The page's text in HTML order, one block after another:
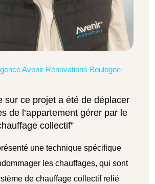
Avenir Rénovations Boulogne-
sur ce projet a été de déplacer
de l’appartement gérer par le
collectif”
une technique spécifique
les chauffages, qui sont
de chauffage collectif relié